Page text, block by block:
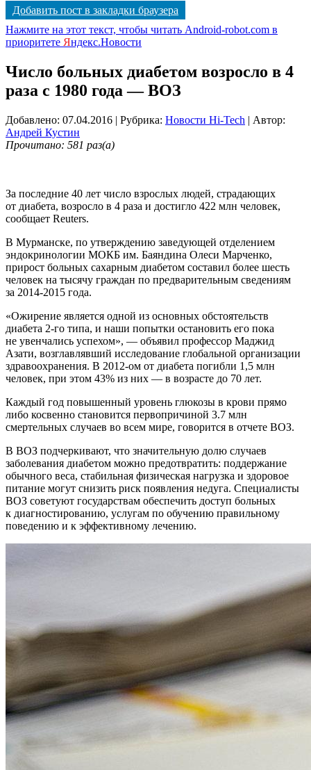
Добавить пост в закладки браузера
Нажмите на этот текст, чтобы читать Android-robot.com в
приоритете Яндекс.Новости
Число больных диабетом возросло в 4
раза с 1980 года — ВОЗ
Добавлено: 07.04.2016 | Рубрика: Новости Hi-Tech | Автор:
Андрей Кустин
Прочитано: 581 раз(а)
За последние 40 лет число взрослых людей, страдающих
от диабета, возросло в 4 раза и достигло 422 млн человек,
cообщает Reuters.
В Мурманске, по утверждению заведующей отделением
эндокринологии МОКБ им. Баяндина Олеси Марченко,
прирост больных сахарным диабетом составил более шесть
человек на тысячу граждан по предварительным сведениям
за 2014-2015 года.
«Ожирение является одной из основных обстоятельств
диабета 2-го типа, и наши попытки остановить его пока
не увенчались успехом», — объявил профессор Маджид
Aзати, возглавлявший исследование глобальной организации
здравоохранения. В 2012-ом от диабета погибли 1,5 млн
человек, при этом 43% из них — в возрасте до 70 лет.
Каждый год повышенный уровень глюкозы в крови прямо
либо косвенно становится первопричиной 3.7 млн
смертельных случаев во всем мире, говорится в отчете ВОЗ.
В ВОЗ подчеркивают, что значительную долю случаев
заболевания диабетом можно предотвратить: поддержание
обычного веса, стабильная физическая нагрузка и здоровое
питание могут снизить риск появления недуга. Специалисты
ВОЗ советуют государствам обеспечить доступ больных
к диагностированию, услугам по обучению правильному
поведению и к эффективному лечению.